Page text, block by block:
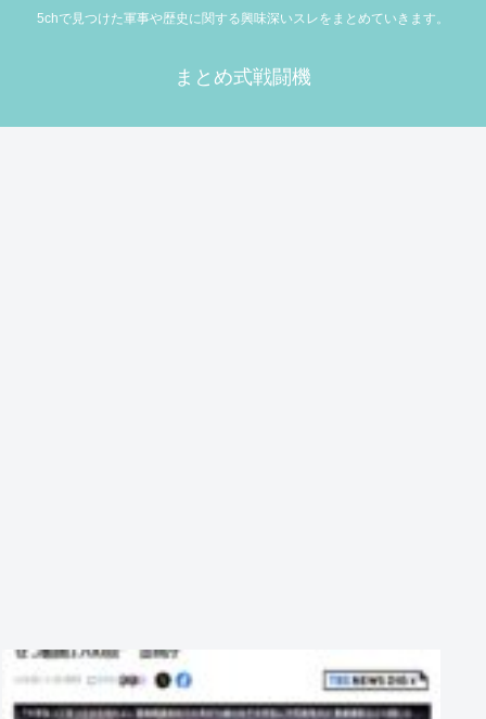
5chで見つけた軍事や歴史に関する興味深いスレをまとめていきます。
まとめ式戦闘機